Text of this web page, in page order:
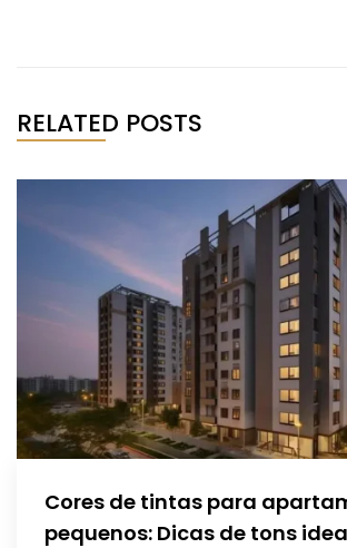
RELATED POSTS
Cores de tintas para
pequenos: Dicas de tons